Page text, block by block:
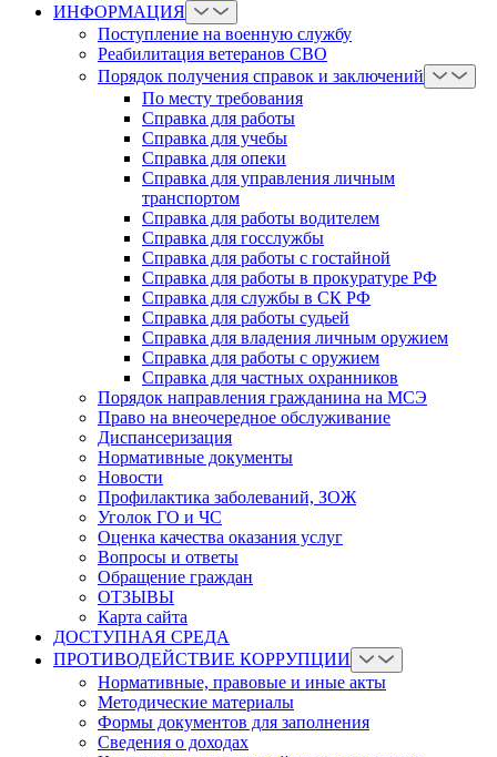
ИНФОРМАЦИЯ
Поступление на военную службу
Реабилитация ветеранов СВО
Порядок получения справок и заключений
По месту требования
Справка для работы
Справка для учебы
Справка для опеки
Справка для управления личным
транспортом
Справка для работы водителем
Справка для госслужбы
Справка для работы с гостайной
Справка для работы в прокуратуре РФ
Справка для службы в СК РФ
Справка для работы судьей
Справка для владения личным оружием
Справка для работы с оружием
Справка для частных охранников
Порядок направления гражданина на МСЭ
Право на внеочередное обслуживание
Диспансеризация
Нормативные документы
Новости
Профилактика заболеваний, ЗОЖ
Уголок ГО и ЧС
Оценка качества оказания услуг
Вопросы и ответы
Обращение граждан
ОТЗЫВЫ
Карта сайта
ДОСТУПНАЯ СРЕДА
ПРОТИВОДЕЙСТВИЕ КОРРУПЦИИ
Нормативные, правовые и иные акты
Методические материалы
Формы документов для заполнения
Сведения о доходах